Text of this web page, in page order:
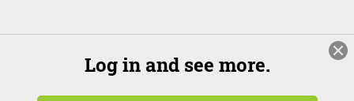
Log in and see more.